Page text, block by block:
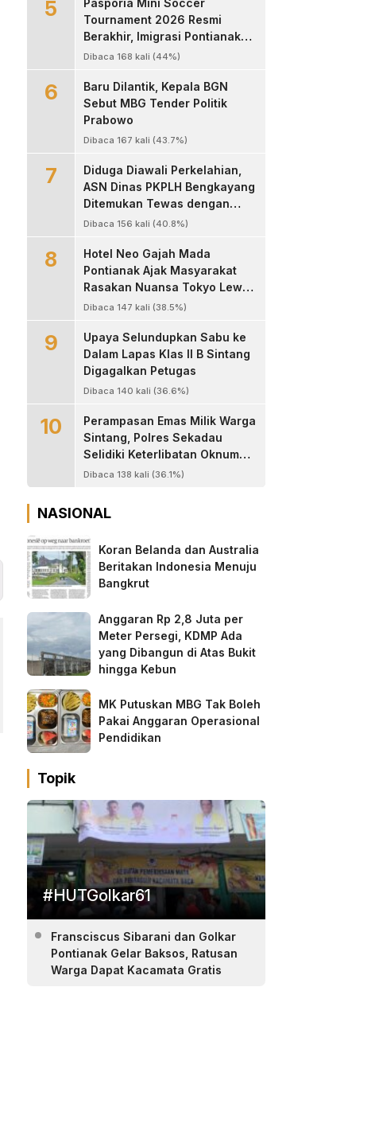
5
Tournament 2026 Resmi
Berakhir, Imigrasi Pontianak
Sukses Hadirkan Ajang Sportif
Masyarakat
Dibaca 168 kali (44%)
6
Baru Dilantik, Kepala BGN
Sebut MBG Tender Politik
Prabowo
Dibaca 167 kali (43.7%)
7
Diduga Diawali Perkelahian,
ASN Dinas PKPLH Bengkayang
Ditemukan Tewas dengan
Luka Parah di Depan Cafe
Dibaca 156 kali (40.8%)
8
Hotel Neo Gajah Mada
Pontianak Ajak Masyarakat
Rasakan Nuansa Tokyo Lewat
Program “60 Seconds to
Dibaca 147 kali (38.5%)
9
Upaya Selundupkan Sabu ke
Dalam Lapas Klas II B Sintang
Digagalkan Petugas
Dibaca 140 kali (36.6%)
10
Perampasan Emas Milik Warga
Sintang, Polres Sekadau
Selidiki Keterlibatan Oknum
Jaksa, Anggota TNI dan
Dibaca 138 kali (36.1%)
NASIONAL
Koran Belanda dan Australia
Beritakan Indonesia Menuju
Bangkrut
Anggaran Rp 2,8 Juta per
Meter Persegi, KDMP Ada
yang Dibangun di Atas Bukit
hingga Kebun
MK Putuskan MBG Tak Boleh
Pakai Anggaran Operasional
Pendidikan
Topik
#HUTGolkar61
Fransciscus Sibarani dan Golkar
Pontianak Gelar Baksos, Ratusan
Warga Dapat Kacamata Gratis